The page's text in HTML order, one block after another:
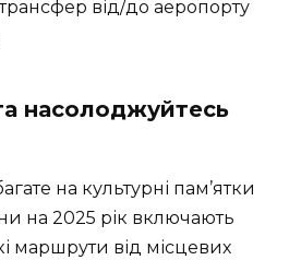
від/до аеропорту
насолоджуйтесь
на культурні пам’ятки
на 2025 рік включають
маршрути від місцевих